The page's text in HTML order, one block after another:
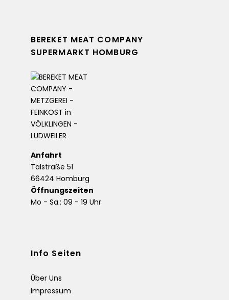
BEREKET MEAT COMPANY
SUPERMARKT HOMBURG
Anfahrt
Talstraße 51
66424 Homburg
Öffnungszeiten
Mo - Sa.: 09 - 19 Uhr
Info Seiten
Über Uns
Impressum